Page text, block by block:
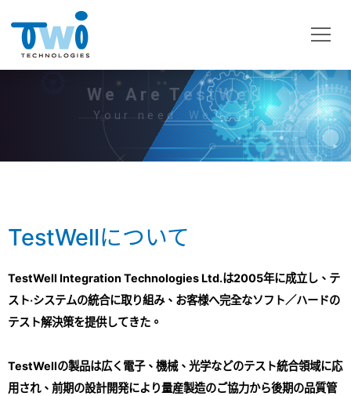
We Are TestWell
Your need. We test.
TestWellについて
TestWell Integration Technologies Ltd.は2005年に成立し、テ
スト‧システムの統合に取り組み、お客様へ完全なソフト／ハードの
テスト解決策を提供してきた。
TestWellの製品は広く電子、機械、光学などのテスト統合領域に応
用され、前期の設計開発により量産製造のご協力から後期の品質管